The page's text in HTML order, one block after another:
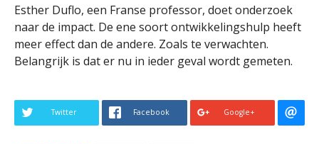
Esther Duflo, een Franse professor, doet onderzoek
naar de impact. De ene soort ontwikkelingshulp heeft
meer effect dan de andere. Zoals te verwachten.
Belangrijk is dat er nu in ieder geval wordt gemeten.
Twitter Facebook Google+